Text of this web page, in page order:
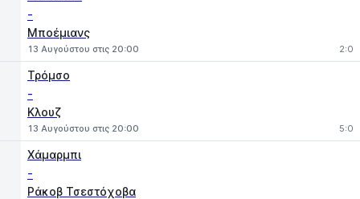
-
Μποέμιανς
13 Αυγούστου στις 20:00 2:0
Τρόμσο
-
Κλουζ
13 Αυγούστου στις 20:00 5:0
Χάμαρμπι
-
Ράκοβ Τσεστόχοβα